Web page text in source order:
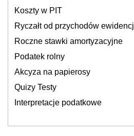
Koszty w PIT
Ryczałt od przychodów
Roczne stawki amortyzacyjne
Podatek rolny
Akcyza na papierosy
Quizy Testy
Interpretacje podatkowe